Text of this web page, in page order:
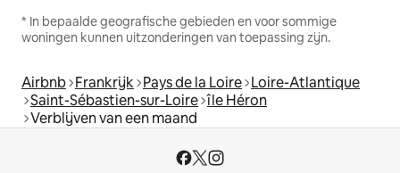
* In bepaalde geografische gebieden en voor sommige
woningen kunnen uitzonderingen van toepassing zijn.
Airbnb Frankrijk Pays de la Loire Loire-Atlantique
Saint-Sébastien-sur-Loire île Héron
Verblijven van een maand